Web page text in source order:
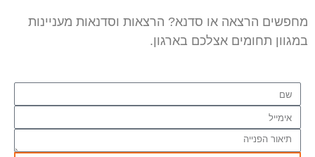
מחפשים הרצאה או סדנא? הרצאות וסדנאות מעניינות
במגוון תחומים אצלכם בארגון.